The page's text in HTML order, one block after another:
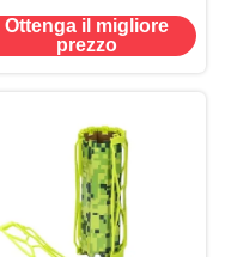
sostenibile
Ottenga il migliore
prezzo